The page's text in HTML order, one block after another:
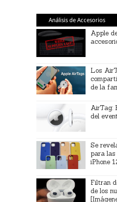
Análisis de Accesorios
Apple
Los
de la
AirTag:
del
Se
para
iPhone
Filtran
de los